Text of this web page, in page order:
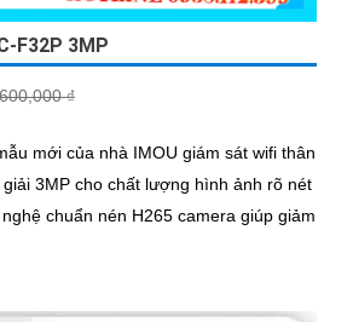
F32P 3MP
₫
mới của nhà IMOU giám sát wifi thân
3MP cho chất lượng hình ảnh rõ nét
chuẩn nén H265 camera giúp giảm